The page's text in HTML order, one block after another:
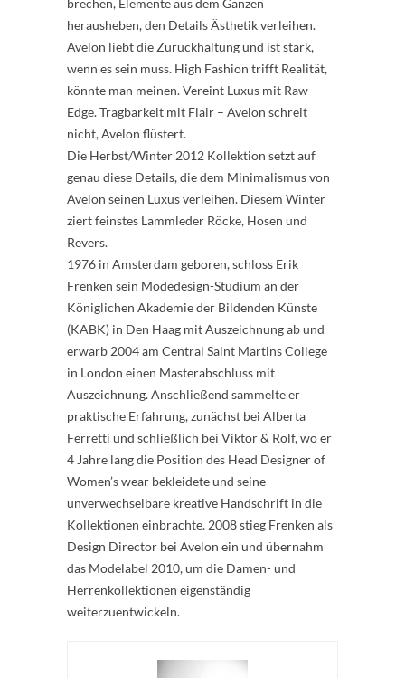
brechen, Elemente aus dem Ganzen
herausheben, den Details Ästhetik verleihen.
Avelon liebt die Zurückhaltung und ist stark,
wenn es sein muss. High Fashion trifft Realität,
könnte man meinen. Vereint Luxus mit Raw
Edge. Tragbarkeit mit Flair – Avelon schreit
nicht, Avelon flüstert.
Die Herbst/Winter 2012 Kollektion setzt auf
genau diese Details, die dem Minimalismus von
Avelon seinen Luxus verleihen. Diesem Winter
ziert feinstes Lammleder Röcke, Hosen und
Revers.
1976 in Amsterdam geboren, schloss Erik
Frenken sein Modedesign-Studium an der
Königlichen Akademie der Bildenden Künste
(KABK) in Den Haag mit Auszeichnung ab und
erwarb 2004 am Central Saint Martins College
in London einen Masterabschluss mit
Auszeichnung. Anschließend sammelte er
praktische Erfahrung, zunächst bei Alberta
Ferretti und schließlich bei Viktor & Rolf, wo er
4 Jahre lang die Position des Head Designer of
Women’s wear bekleidete und seine
unverwechselbare kreative Handschrift in die
Kollektionen einbrachte. 2008 stieg Frenken als
Design Director bei Avelon ein und übernahm
das Modelabel 2010, um die Damen- und
Herrenkollektionen eigenständig
weiterzuentwickeln.